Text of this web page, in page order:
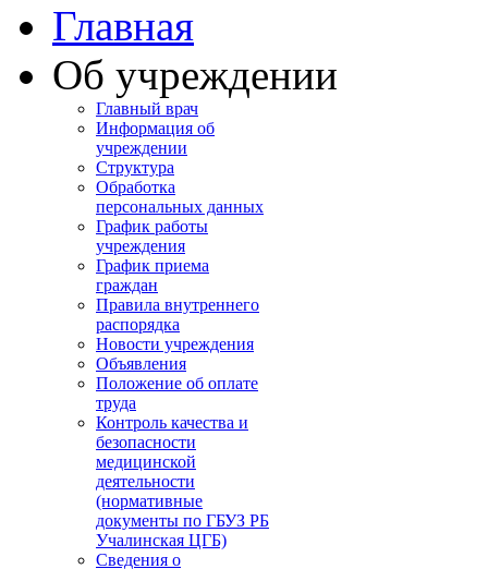
Главная
Об учреждении
Главный врач
Информация об
учреждении
Структура
Обработка
персональных данных
График работы
учреждения
График приема
граждан
Правила внутреннего
распорядка
Новости учреждения
Объявления
Положение об оплате
труда
Контроль качества и
безопасности
медицинской
деятельности
(нормативные
документы по ГБУЗ РБ
Учалинская ЦГБ)
Сведения о